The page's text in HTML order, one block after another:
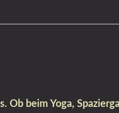
beim Yoga,